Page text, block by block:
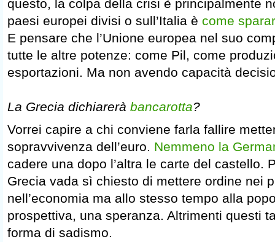
questo, la colpa della crisi è principalmente
paesi europei divisi o sull’Italia è come
E pensare che l’Unione europea nel suo
tutte le altre potenze: come Pil, come
esportazioni. Ma non avendo capacità
La Grecia dichiarerà bancarotta?
Vorrei capire a chi conviene farla fallire
sopravvivenza dell’euro. Nemmeno la
cadere una dopo l’altra le carte del castello.
Grecia vada sì chiesto di mettere ordine nei
nell’economia ma allo stesso tempo alla
prospettiva, una speranza. Altrimenti questi
forma di sadismo.